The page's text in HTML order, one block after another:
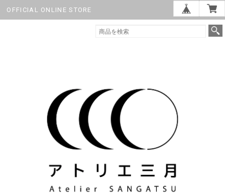
OFFICIAL ONLINE STORE